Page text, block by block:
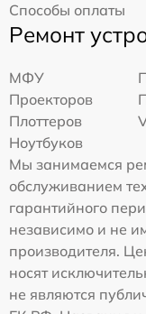
Способы оплаты
Ремонт
МФУ
Проекторов
Плоттеров
Ноутбуков
Мы занимаемся
обслуживанием
гарантийного
независимо и не
производителя.
носят
не являются